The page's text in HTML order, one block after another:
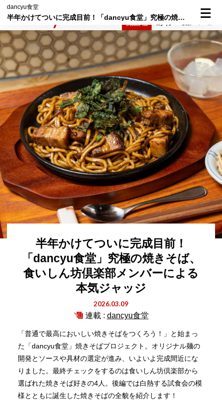
dancyu食堂
半年かけてついに完成目前！「dancyu食堂」究極の焼きそば、食いしん坊倶楽部メンバーによる本気ジャッジ
半年かけてついに完成目前！
「dancyu食堂」究極の焼きそば、
食いしん坊倶楽部メンバーによる
本気ジャッジ
2026.03.09
連載 : dancyu食堂
「普通で最高においしい焼きそばをつくろう！」と始まっ
た「dancyu食堂」焼きそばプロジェクト。オリジナル麺の
開発とソースや具材の選定が進み、いよいよ完成間近にな
りました。最終チェックをするのは食いしん坊倶楽部から
選ばれた焼きそば好きの4人。後編では白熱する試食会の模
様とともに誕生した焼きそばの全貌を紹介します！